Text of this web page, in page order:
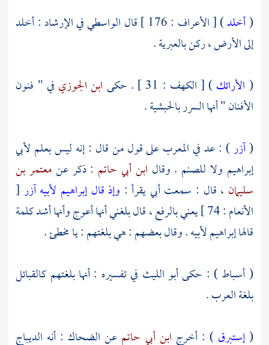
(أخلد) [ الأعراف : 176 ] قال الواسطيفي الإرشاد : أخلد
إلى الأرض ، ركن بالعبرية .
( الأرائك) [ الكهف : 31 ] . حكى ابن الجوزي في " فنون
الأفنان " أنها السرر بالحبشية .
(آزر) : عد في المعرب على قول من قال : إنه ليس بعلم لأبي
إبراهيم ولا للصنم . وقال ابن أبي حاتم : ذكر عنمعتمر بن
سليمان ، قال : سمعت أبي يقرأ : وإذ قال إبراهيم لأبيه آزر [
الأنعام : 74 ] يعني بالرفع ، قال بلغني أنها أعوج وأنها أشد كلمة
قالهاإبراهيملأبيه . وقال بعضهم : هي بلغتهم : يا مخطئ .
( أسباط ) : حكىأبو الليث في تفسيره : أنها بلغتهم كالقبائل
بلغة العرب .
(إستبرق) : أخرج ابن أبي حاتم عن الضحاك : أنه الديباج